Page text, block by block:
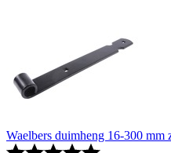
Waelbers duimheng 16-300 mm